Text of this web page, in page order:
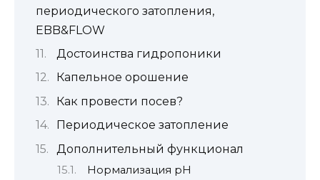
периодического затопления,
EBB&FLOW
Достоинства гидропоники
Капельное орошение
Как провести посев?
Периодическое затопление
Дополнительный функционал
Нормализация pH